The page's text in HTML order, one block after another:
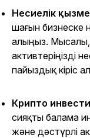
Несиелік
шағын бизнеске
алыңыз. Мысалы,
активтеріңізді
пайыздық кіріс
Крипто
сияқты балама
және дәстүрлі